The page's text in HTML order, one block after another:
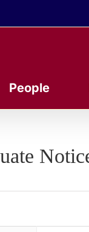
People